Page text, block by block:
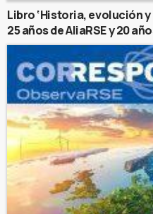
Libro ‘Historia, evolución
25 años de AliaRSE y 20